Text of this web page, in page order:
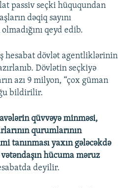
passiv seçki hüququndan
dəqiq sayını
qeyd edib.
hesabat dövlət agentliklərinin
Dövlətin seçkiyə
azı 9 milyon, “çox güman
bildirilir.
qüvvəyə minməsi,
qurumlarının
tanınması yaxın gələcəkdə
hücuma məruz
deyilir.